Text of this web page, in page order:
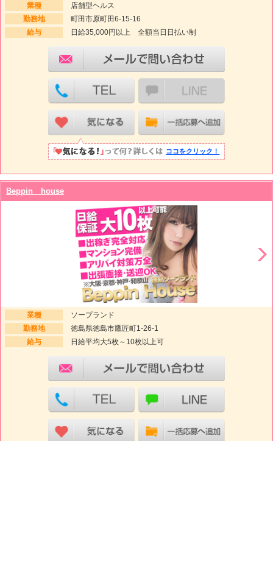
業種
店舗型ヘルス
勤務地
町田市原町田6-15-16
給与
日給35,000円以上 全額当日日払い制
ココをクリック！
Beppin house
業種
ソープランド
勤務地
徳島県徳島市鷹匠町1-26-1
給与
日給平均大5枚～10枚以上可